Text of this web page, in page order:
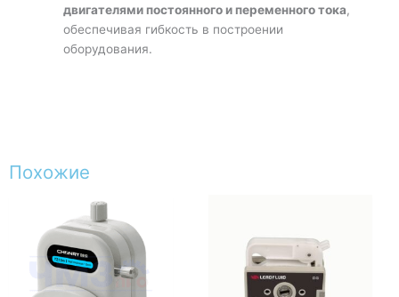
двигателями постоянного и переменного тока,
обеспечивая гибкость в построении
оборудования.
Похожие